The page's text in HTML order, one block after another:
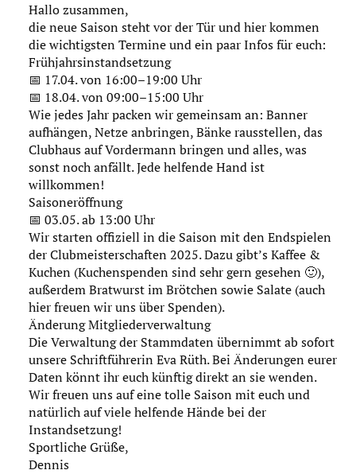
Datenschutz
Hallo zusammen,
die neue Saison steht vor der Tür und hier kommen
die wichtigsten Termine und ein paar Infos für euch:
Frühjahrsinstandsetzung
📅 17.04. von 16:00–19:00 Uhr
📅 18.04. von 09:00–15:00 Uhr
Wie jedes Jahr packen wir gemeinsam an: Banner
aufhängen, Netze anbringen, Bänke rausstellen, das
Clubhaus auf Vordermann bringen und alles, was
sonst noch anfällt. Jede helfende Hand ist
willkommen!
Saisoneröffnung
📅 03.05. ab 13:00 Uhr
Wir starten offiziell in die Saison mit den Endspielen
der Clubmeisterschaften 2025. Dazu gibt’s Kaffee &
Kuchen (Kuchenspenden sind sehr gern gesehen 🙂),
außerdem Bratwurst im Brötchen sowie Salate (auch
hier freuen wir uns über Spenden).
Änderung Mitgliederverwaltung
Die Verwaltung der Stammdaten übernimmt ab sofort
unsere Schriftführerin Eva Rüth. Bei Änderungen eurer
Daten könnt ihr euch künftig direkt an sie wenden.
Wir freuen uns auf eine tolle Saison mit euch und
natürlich auf viele helfende Hände bei der
Instandsetzung!
Sportliche Grüße,
Dennis